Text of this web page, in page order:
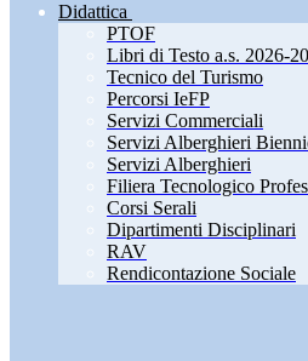
Didattica
PTOF
Libri di Testo a.s. 2026-
Tecnico del Turismo
Percorsi IeFP
Servizi Commerciali
Servizi Alberghieri
Servizi Alberghieri
Filiera Tecnologico
Corsi Serali
Dipartimenti Disciplinari
RAV
Rendicontazione Sociale